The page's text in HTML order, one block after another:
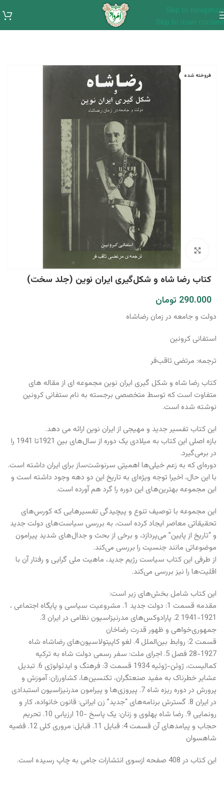
Skip to navigation
Skip to main content
فروخته شده
برای بزرگنمایی کلیک کنید
کتاب رضا شاه و شکل‌گیری ایران نوین (جلد سخت)
290.000 تومان
دولت و جامعه در زمان رضاشاه
استفانی کرونین
ترجمه: مرتضی ثاقب‌فر
کتاب رضا شاه و شکل گیری ایران نوین مجموعه ای از مقاله های
متفاوت است که توسط متخصصی برجسته به نام ستفانی کرونین
نوشته شده است.
این کتاب تفسیر جدید و مهیجی از ایران نوین ارائه می دهد.
بازه اصلی این کتاب به میلادی یک دوره از سال‌های بین 1921تا 1941 را
در برمی‌گیرد.
دوره‌ای که به زعم خیلی‌ها اهمیتی سرنوشت‌ساز برای ایران داشته است.
با این حال، اخیرا توجه ویژه‌ای به تاریخ این دو دهه وجود داشته است و
این مجموعه بهترین‌های این دوره را گرد هم آورده است.
این مجموعه با توصیف تنوع و پیچیدگی تفسیرهایی که کورس‌های
تحقیقاتی معاصر ایجاد کرده است، به بررسی سیاست‌های دولت جدید
و “تاریخ از پایین” می‌پردازد، و برخی از بحث و جدال‌های شدید پیرامون
موضوعاتی مانند جنسیت را بررسی می‌کند.
از طرفی این کتاب سیاست رژیم جدید، ماهیت ملی گرایی و رفتار آن با
اقلیت‌ها را نیز بررسی می‌کند.
این کتاب شامل بخش‌های زیر است:
مقدمه قسمت 1: دولت جدید 1. مشروعیت سیاسی و پایگاه اجتماعی ،
1921-1941 2. پارادوکس‌های مدرنیزاسیون نظامی در ایران 3.
جمهوری‌خواهی و ظهور قدرت رضاخان
قسمت 2: روابط بین‌الملل 4. لغو کاپیتولاسیون‌های رضاشاه شاه
1927-28 فصل 5. اجرای ملت: سفر رسمی دولت شاه به ترکیه
کمالیست، ژوئن-ژوئیه 1934 قسمت 3: فرهنگ و ایدئولوژی 6. تبدیل
عشایر خطرناک به مفید صنعتگران، تکنسین‌ها، کشاورزان: آموزش و
پرورش در دوره ریزه شاه 7. پیروزی‌ها و پیرامون مدرنیزاسیون استبدادی
در ایران 8. گسترش برنامه‌های “جدید” زن ایرانی: قانون خانواده، کار و
رونمایی 9. رضا شاه پهلوی و زنان: یک پاسخ -10 ارزیابی 10. تحریم
حجاب و پیامدهای آن قسمت 4: قبایل 11. قبایل: مروری کلی 12. قضیه
شاهسوان
این کتاب در 408 صفحه ازسوی انتشارات جامی به چاپ رسیده است.